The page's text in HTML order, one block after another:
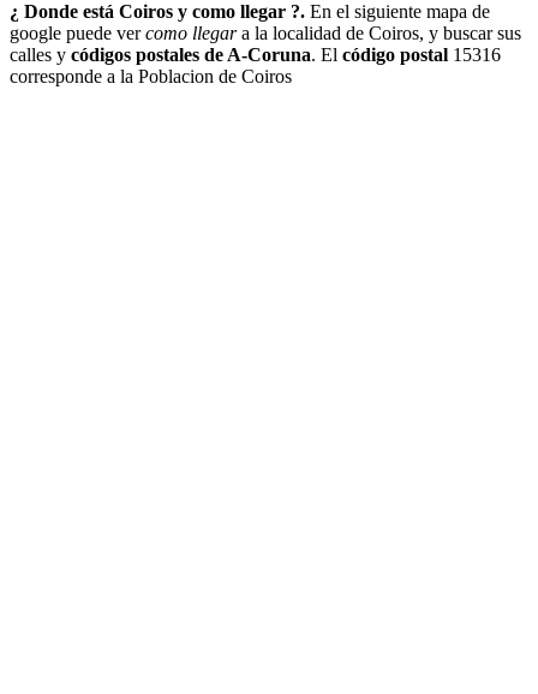
¿ Donde está Coiros y como llegar ?. En el siguiente mapa de
google puede vercomo llegara la localidad de Coiros, y buscar sus
calles y códigos postales de A-Coruna. El código postal 15316
corresponde a la Poblacion de Coiros